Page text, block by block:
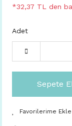
*32,37 TL den
Adet
Sepete